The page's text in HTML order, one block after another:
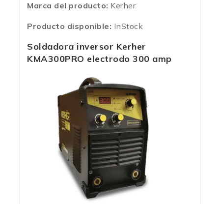
Marca del producto: Kerher
Producto disponible: InStock
Soldadora inversor Kerher
KMA300PRO electrodo 300 amp